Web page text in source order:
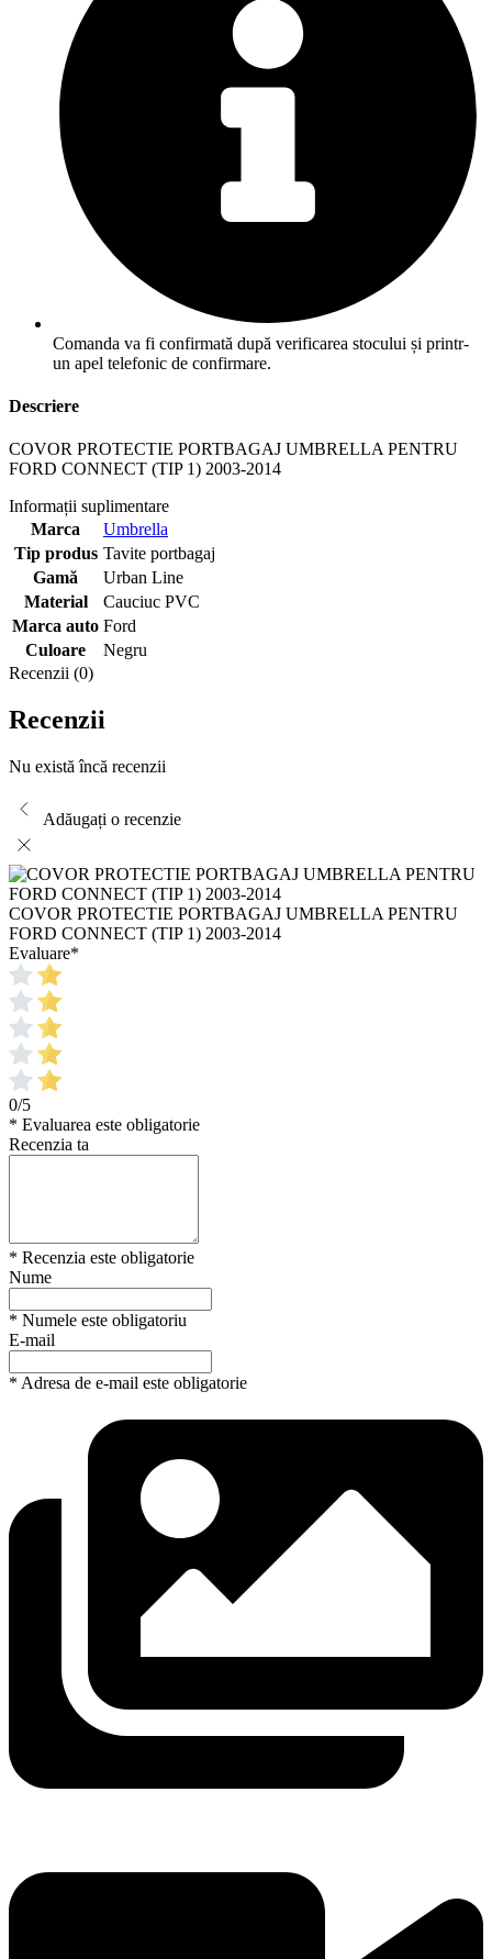
Comanda va fi confirmată după verificarea stocului și printr-
un apel telefonic de confirmare.
Descriere
COVOR PROTECTIE PORTBAGAJ UMBRELLA PENTRU
FORD CONNECT (TIP 1) 2003-2014
Informații suplimentare
Marca
Umbrella
Tip produs Tavite portbagaj
Gamă
Urban Line
Material
Cauciuc PVC
Marca auto Ford
Culoare
Negru
Recenzii (0)
Recenzii
Nu există încă recenzii
Adăugați o recenzie
COVOR PROTECTIE PORTBAGAJ UMBRELLA PENTRU
FORD CONNECT (TIP 1) 2003-2014
Evaluare*
0/5
* Evaluarea este obligatorie
Recenzia ta
* Recenzia este obligatorie
Nume
* Numele este obligatoriu
E-mail
* Adresa de e-mail este obligatorie